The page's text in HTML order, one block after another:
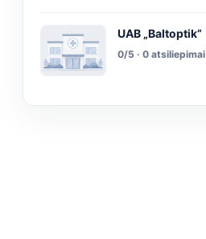
UAB „Baltoptik”
0/5 · 0 atsiliepimai